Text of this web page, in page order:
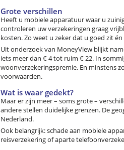
Grote verschillen
Heeft u mobiele apparatuur waar u
controleren uw verzekeringen graag
kosten. Zo weet u zeker dat u goed zit
Uit onderzoek van MoneyView blijkt
iets meer dan € 4 tot ruim € 22. In
woonverzekeringspremie. En minstens
voorwaarden.
Wat is waar gedekt?
Maar er zijn meer – soms grote –
andere stellen duidelijke grenzen. De
Nederland.
Ook belangrijk: schade aan mobiele
reisverzekering of aparte